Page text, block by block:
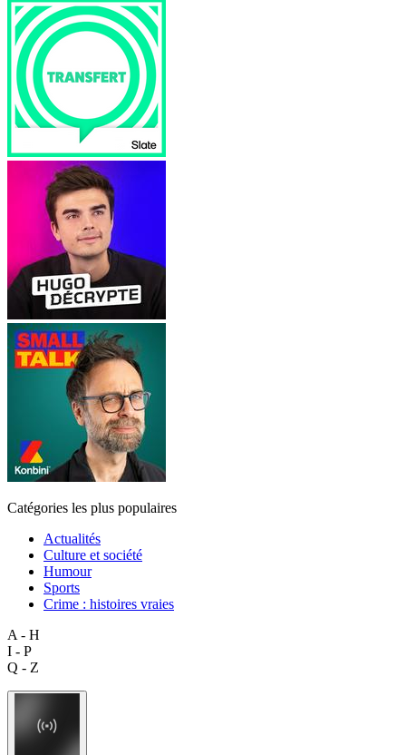
Catégories les plus populaires
Actualités
Culture et société
Humour
Sports
Crime : histoires vraies
A - H
I - P
Q - Z